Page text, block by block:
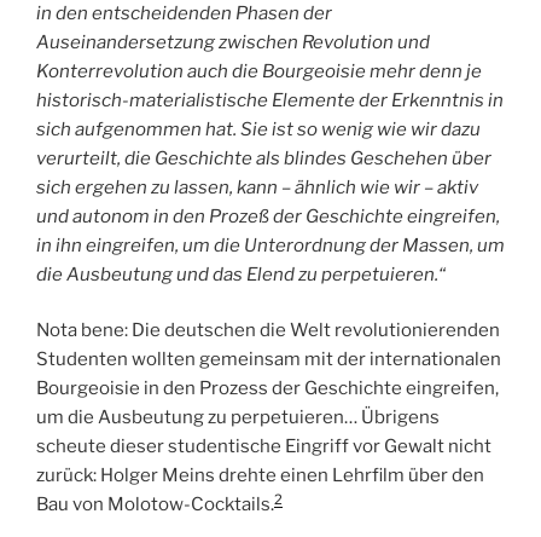
in den entscheidenden Phasen der
Auseinandersetzung zwischen Revolution und
Konterrevolution auch die Bourgeoisie mehr denn je
historisch-materialistische Elemente der Erkenntnis in
sich aufgenommen hat. Sie ist so wenig wie wir dazu
verurteilt, die Geschichte als blindes Geschehen über
sich ergehen zu lassen, kann – ähnlich wie wir – aktiv
und autonom in den Prozeß der Geschichte eingreifen,
in ihn eingreifen, um die Unterordnung der Massen, um
die Ausbeutung und das Elend zu perpetuieren.“
Nota bene: Die deutschen die Welt revolutionierenden
Studenten wollten gemeinsam mit der internationalen
Bourgeoisie in den Prozess der Geschichte eingreifen,
um die Ausbeutung zu perpetuieren… Übrigens
scheute dieser studentische Eingriff vor Gewalt nicht
zurück: Holger Meins drehte einen Lehrfilm über den
Bau von Molotow-Cocktails.2